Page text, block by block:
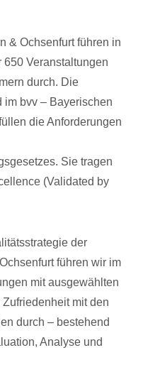
& Ochsenfurt führen in
Veranstaltungen
durch. Die
bvv – Bayerischen
die Anforderungen
Sie tragen
(Validated by
der
führen wir im
mit ausgewählten
mit den
durch – bestehend
Analyse und